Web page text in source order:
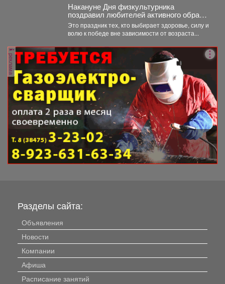
Накануне Дня физкультурника
поздравил любителей активного образа
жизни!
Это праздник тех, кто выбирает здоровье, силу и
волю к победе вне зависимости от возраста...
реклама
Разделы сайта:
Объявления
Новости
Компании
Афиша
Расписание занятий